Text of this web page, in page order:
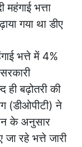
महंगाई भत्ता
गया था डीए
भत्ते में 4%
ही बढ़ोतरी की
(डीओपीटी) ने
के अनुसार
रहे भत्ते जारी